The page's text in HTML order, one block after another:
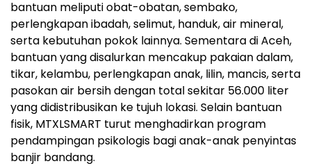
bantuan meliputi obat-obatan, sembako,
perlengkapan ibadah, selimut, handuk, air mineral,
serta kebutuhan pokok lainnya. Sementara di Aceh,
bantuan yang disalurkan mencakup pakaian dalam,
tikar, kelambu, perlengkapan anak, lilin, mancis, serta
pasokan air bersih dengan total sekitar 56.000 liter
yang didistribusikan ke tujuh lokasi. Selain bantuan
fisik, MTXLSMART turut menghadirkan program
pendampingan psikologis bagi anak-anak penyintas
banjir bandang.